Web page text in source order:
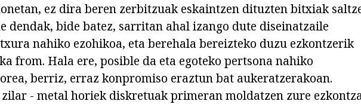
ez dira beren zerbitzuak eskaintzen dituzten bitxiak
dendak, bide batez, sarritan ahal izango dute diseinatzaile
nahiko ezohikoa, eta berehala bereizteko duzu ezkontzerik
from. Hala ere, posible da eta egoteko pertsona nahiko
berriz, erraz konpromiso eraztun bat aukeratzerakoan.
- metal horiek diskretuak primeran moldatzen zure